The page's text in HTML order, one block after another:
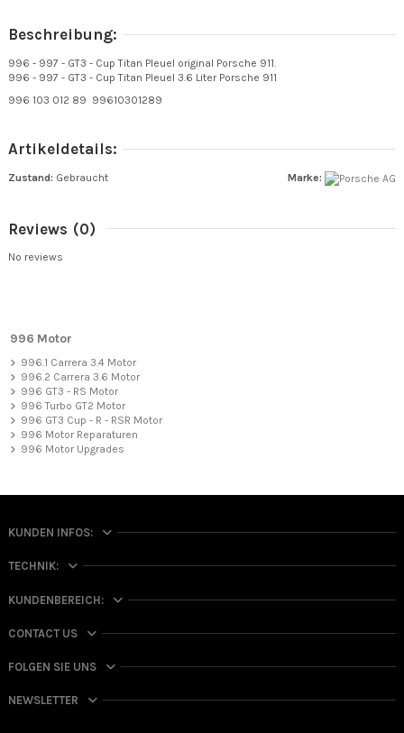
Beschreibung:
996 - 997 - GT3 - Cup Titan Pleuel original Porsche 911.
996 - 997 - GT3 - Cup Titan Pleuel 3.6 Liter Porsche 911
996 103 012 89 99610301289
Artikeldetails:
Marke:
Zustand: Gebraucht
Reviews (0)
No reviews
996 Motor
996.1 Carrera 3.4 Motor
996.2 Carrera 3.6 Motor
996 GT3 - RS Motor
996 Turbo GT2 Motor
996 GT3 Cup - R - RSR Motor
996 Motor Reparaturen
996 Motor Upgrades
KUNDEN INFOS:
TECHNIK:
KUNDENBEREICH:
CONTACT US
FOLGEN SIE UNS
NEWSLETTER